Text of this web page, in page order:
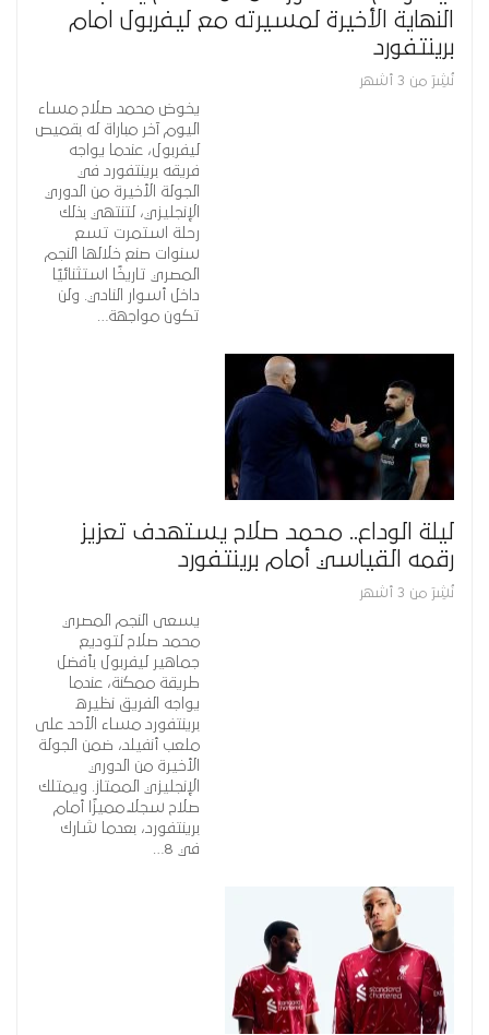
النهاية الأخيرة لمسيرته مع ليفربول امام
برينتفورد
نُشِرَ من 3 أشهر
يخوض محمد صلاح مساء
اليوم آخر مباراة له بقميص
ليفربول، عندما يواجه
فريقه برينتفورد في
الجولة الأخيرة من الدوري
الإنجليزي، لتنتهي بذلك
رحلة استمرت تسع
سنوات صنع خلالها النجم
المصري تاريخًا استثنائيًا
داخل أسوار النادي. ولن
تكون مواجهة…
ليلة الوداع.. محمد صلاح يستهدف تعزيز
رقمه القياسي أمام برينتفورد
نُشِرَ من 3 أشهر
يسعى النجم المصري
محمد صلاح لتوديع
جماهير ليفربول بأفضل
طريقة ممكنة، عندما
يواجه الفريق نظيره
برينتفورد مساء الأحد على
ملعب أنفيلد، ضمن الجولة
الأخيرة من الدوري
الإنجليزي الممتاز. ويمتلك
صلاح سجلًا مميزًا أمام
برينتفورد، بعدما شارك
في 8…